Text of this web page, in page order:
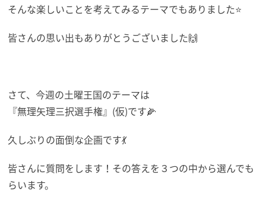
そんな楽しいことを考えてみるテーマでもありました⭐
皆さんの思い出もありがとうございました🙌
さて、今週の土曜王国のテーマは
『無理矢理三択選手権』(仮)です🌽
久しぶりの面倒な企画です💃
皆さんに質問をします！その答えを３つの中から選んでも
らいます。